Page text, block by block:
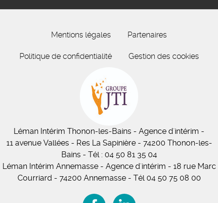
Mentions légales Partenaires
Politique de confidentialité Gestion des cookies
Léman Intérim Thonon-les-Bains - Agence d'intérim -
11avenue Vallées- Res La Sapinière - 74200 Thonon-les-
Bains - Tél : 04 50 81 35 04
Léman Intérim Annemasse - Agence d'intérim - 18 rue Marc
Courriard - 74200 Annemasse - Tél 04 50 75 08 00